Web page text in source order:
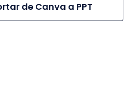
de Canva a PPT